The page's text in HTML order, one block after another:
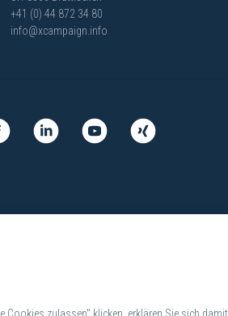
+41 (0) 44 872 34 80
info@xcampaign.info